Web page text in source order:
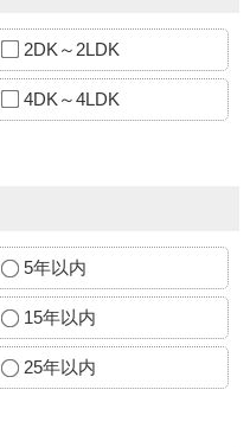
2DK～2LDK
4DK～4LDK
5年以内
15年以内
25年以内